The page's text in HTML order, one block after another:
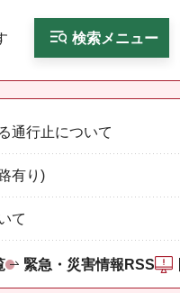
検索メニュー
通行止について
有り)
て
緊急・災害情報RSS